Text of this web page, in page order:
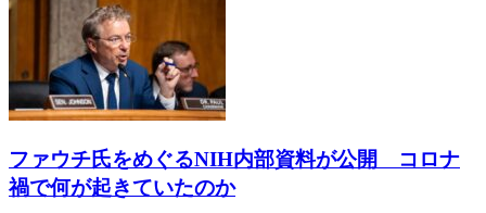
ファウチ氏をめぐるNIH内部資料が公開 コロナ
禍で何が起きていたのか